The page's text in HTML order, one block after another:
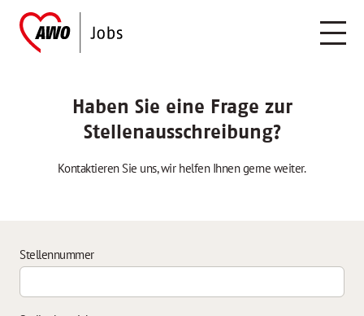
Haben Sie eine Frage zur
Stellenausschreibung?
Kontaktieren Sie uns, wir helfen Ihnen gerne weiter.
Stellennummer